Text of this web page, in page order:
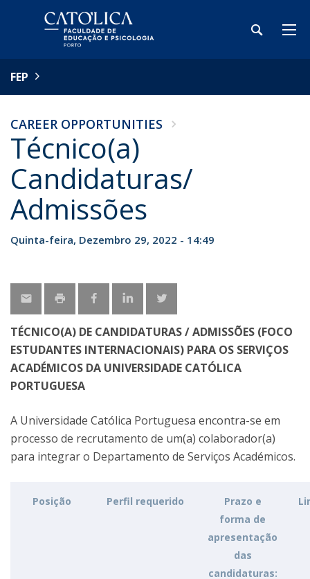
FEP
CAREER OPPORTUNITIES
Técnico(a)
Candidaturas/
Admissões
Quinta-feira, Dezembro 29, 2022 - 14:49
TÉCNICO(A) DE CANDIDATURAS / ADMISSÕES (FOCO
ESTUDANTES INTERNACIONAIS) PARA OS SERVIÇOS
ACADÉMICOS DA UNIVERSIDADE CATÓLICA
PORTUGUESA
A Universidade Católica Portuguesa encontra-se em
processo de recrutamento de um(a) colaborador(a)
para integrar o Departamento de Serviços Académicos.
Posição Perfil requerido
Prazo e
forma de
apresentação
das
candidaturas: